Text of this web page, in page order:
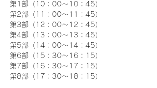
第1部（10：00～10：45）
第2部（11：00～11：45）
第3部（12：00～12：45）
第4部（13：00～13：45）
第5部（14：00～14：45）
第6部（15：30～16：15）
第7部（16：30～17：15）
第8部（17：30～18：15）